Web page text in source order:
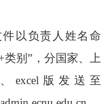
件以负责人姓名命
类别”，分国家、上
excel 版发送至